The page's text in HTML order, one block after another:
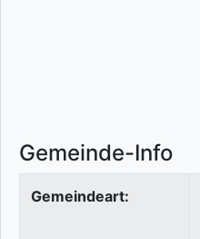
Gemeinde-Info
Gemeindeart: